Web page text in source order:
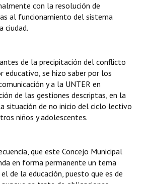
Registro
Huellas - Registro
con la resolución de
al funcionamiento del sistema
ciudad.
de la precipitación del conflicto
educativo, se hizo saber por los
y a la UNTER en
de las gestiones descriptas, en la
situación de no inicio del ciclo lectivo
niños y adolescentes.
que este Concejo Municipal
en forma permanente un tema
de la educación, puesto que es de